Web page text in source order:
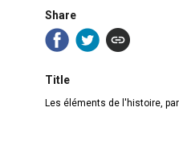
Share
Title
Les éléments de l'histoire,